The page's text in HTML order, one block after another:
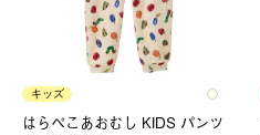
キッズ
はらぺこあおむし KIDS パンツ